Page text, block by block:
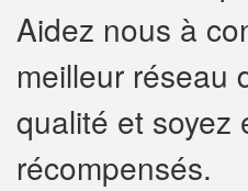
Aidez nous à
meilleur réseau
qualité et soyez
récompensés.
✕